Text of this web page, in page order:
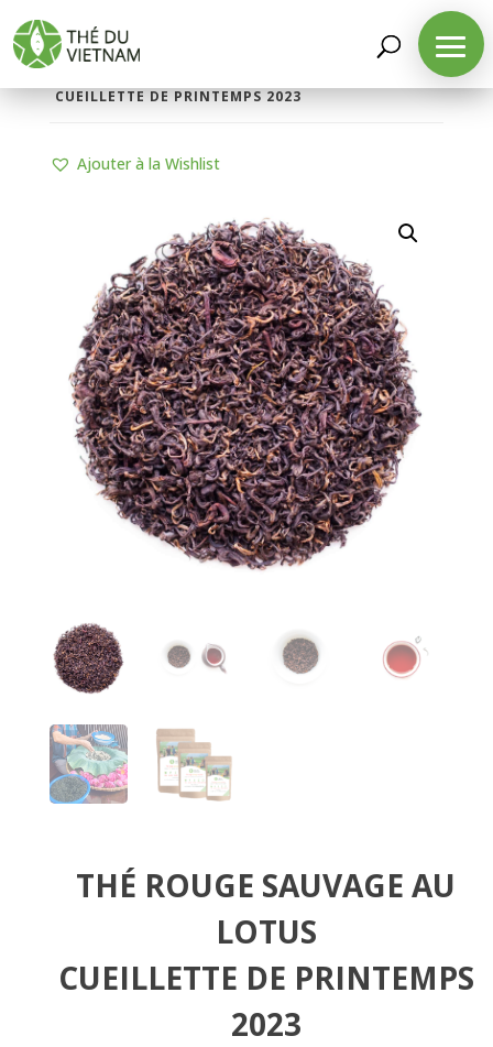
LA BOUTIQUE
CUEILLETTE DE PRINTEMPS 2023
Ajouter à la Wishlist
THÉ ROUGE SAUVAGE AU
LOTUS
CUEILLETTE DE PRINTEMPS
2023